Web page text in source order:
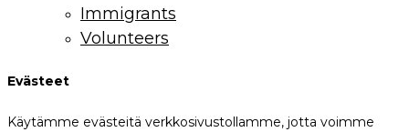
Immigrants
Volunteers
Evästeet
Käytämme evästeitä verkkosivustollamme, jotta voimme